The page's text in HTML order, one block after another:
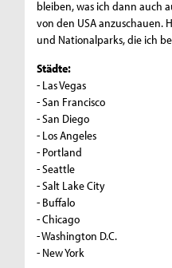
bleiben, was ich dann auch
von den USA anzuschauen.
und Nationalparks, die ich
Städte:
- Las Vegas
- San Francisco
- San Diego
- Los Angeles
- Portland
- Seattle
- Salt Lake City
- Buffalo
- Chicago
- Washington D.C.
- New York